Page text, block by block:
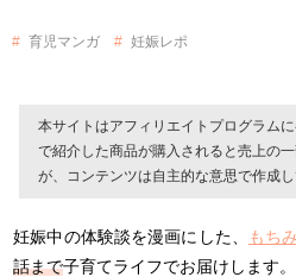
育児マンガ
妊娠レポ
本サイトはアフィリエイトプログラム
で紹介した商品が購入されると売上の
が、コンテンツは自主的な意思で作成し
妊娠中の体験談を漫画にした、 もち
話まで子育てライフでお届けします。